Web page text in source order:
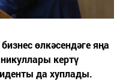
өлкәсендәге яңа
кертү
да хуплады.